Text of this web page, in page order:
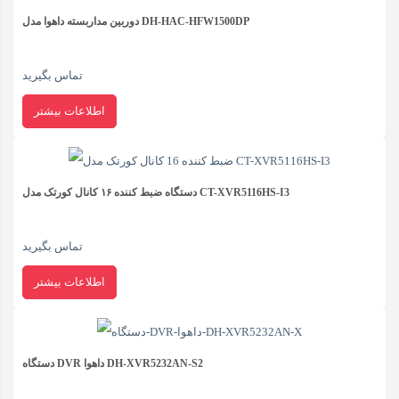
کارایی:
دوربین مداربسته داهوا مدل DH-HAC-HFW1500DP
تماس بگیرید
اطلاعات بیشتر
دستگاه ضبط کننده ۱۶ کانال کورتک مدل CT-XVR5116HS-I3
تماس بگیرید
اطلاعات بیشتر
دستگاه DVR داهوا DH-XVR5232AN-S2